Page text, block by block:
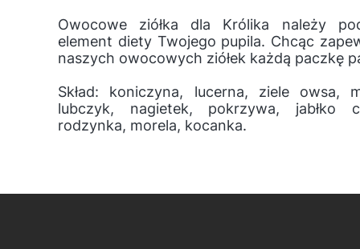
Owocowe ziółka dla Królika należy
element diety Twojego pupila. Chcąc
naszych owocowych ziółek każdą paczkę
Skład: koniczyna, lucerna, ziele owsa,
lubczyk, nagietek, pokrzywa, jabłko
rodzynka, morela, kocanka.